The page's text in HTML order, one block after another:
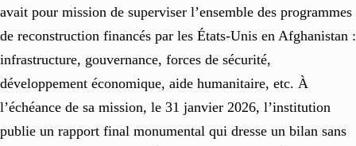
avait pour mission de superviser l’ensemble des programmes
de reconstruction financés par les États-Unis en Afghanistan :
infrastructure, gouvernance, forces de sécurité,
développement économique, aide humanitaire, etc. À
l’échéance de sa mission, le 31 janvier 2026, l’institution
publie un rapport final monumental qui dresse un bilan sans